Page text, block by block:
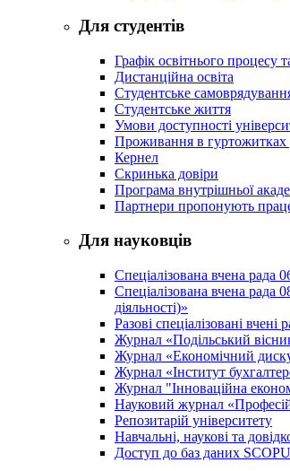
Для студентів
Графік освітнього процесу
Дистанційна освіта
Студентське
Студентське життя
Умови доступності
Проживання в гуртожитках
Кернел
Скринька довіри
Програма внутрішньої
Партнери пропонують
Для науковців
Спеціалізована вчена рада
Спеціалізована вчена рада
діяльності)»
Разові спеціалізовані вчені
Журнал «Подільський
Журнал «Економічний
Журнал «Інститут
Журнал "Інноваційна
Науковий журнал
Репозитарій університету
Навчальні, наукові та
Доступ до баз даних